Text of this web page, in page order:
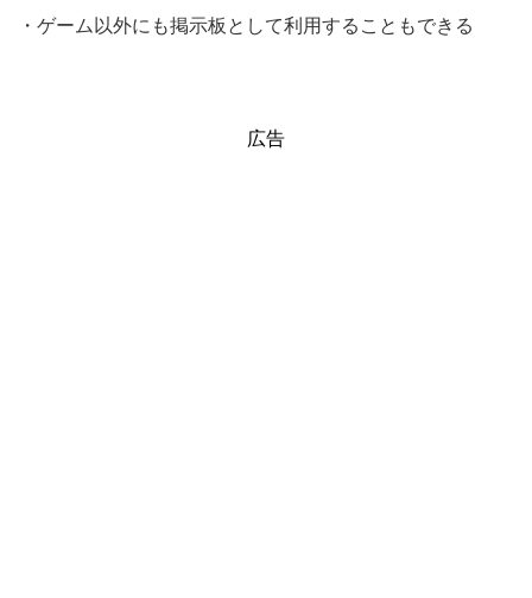
・ゲーム以外にも掲示板として利用することもできる
広告